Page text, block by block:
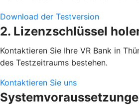
Download der Testversion
2. Lizenzschlüssel
Kontaktieren Sie Ihre VR Bank in
des Testzeitraums bestehen.
Kontaktieren Sie uns